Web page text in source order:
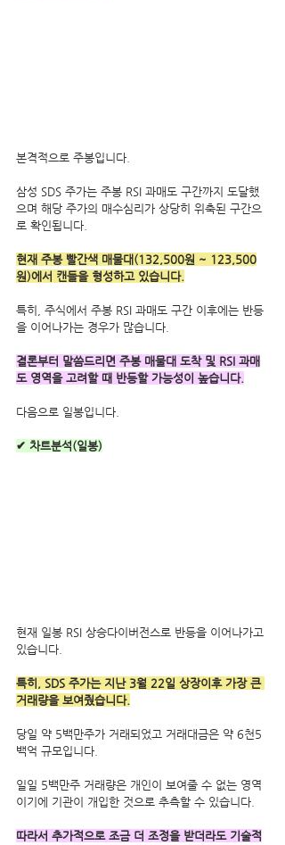
본격적으로 주봉입니다.
삼성 SDS 주가는 주봉 RSI 과매도 구간까지 도달했
으며 해당 주가의 매수심리가 상당히 위축된 구간으
로 확인됩니다.
현재 주봉 빨간색 매물대(132,500원 ~ 123,500
원)에서 캔들을 형성하고 있습니다.
특히, 주식에서 주봉 RSI 과매도 구간 이후에는 반등
을 이어나가는 경우가 많습니다.
결론부터 말씀드리면 주봉 매물대 도착 및 RSI 과매
도 영역을 고려할 때 반등할 가능성이 높습니다.
다음으로 일봉입니다.
✔ 차트분석(일봉)
현재 일봉 RSI 상승다이버전스로 반등을 이어나가고
있습니다.
특히, SDS 주가는 지난 3월 22일 상장이후 가장 큰
거래량을 보여줬습니다.
당일 약 5백만주가 거래되었고 거래대금은 약 6천5
백억 규모입니다.
일일 5백만주 거래량은 개인이 보여줄 수 없는 영역
이기에 기관이 개입한 것으로 추측할 수 있습니다.
따라서 추가적으로 조금 더 조정을 받더라도 기술적